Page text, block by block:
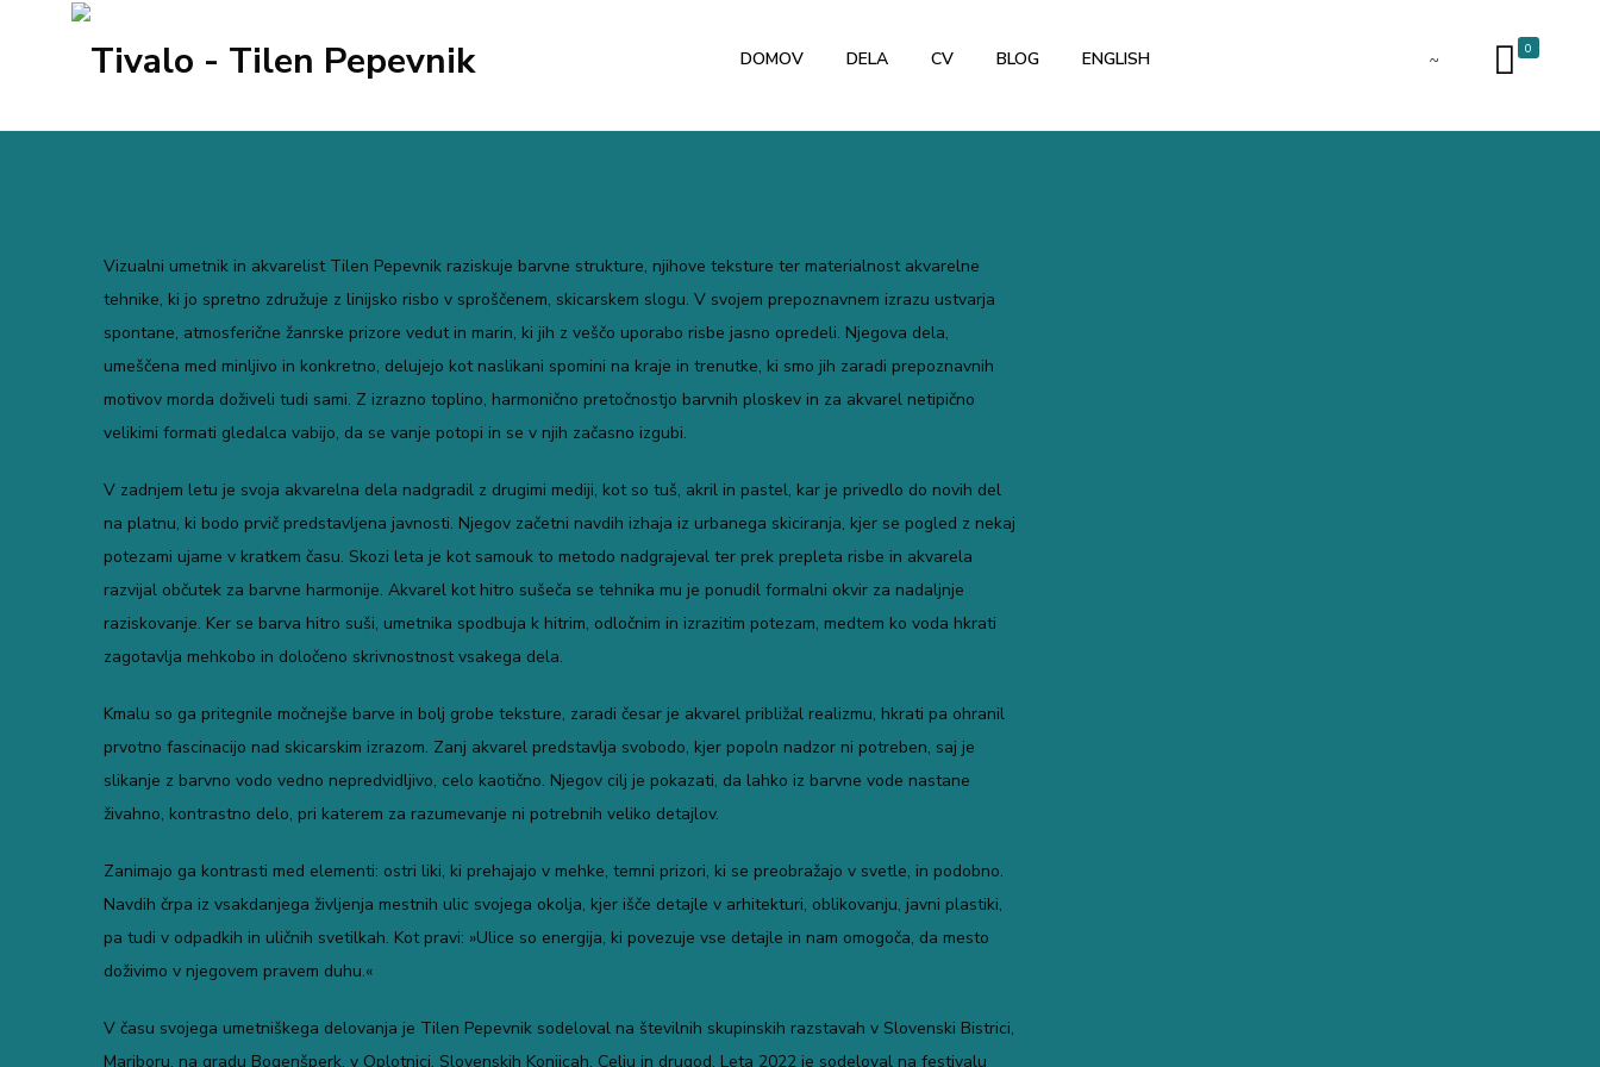
0
DOMOV DELA CV BLOG ENGLISH
Vizualni umetnik in akvarelist Tilen Pepevnik raziskuje barvne strukture, njihove teksture ter materialnost akvarelne
tehnike, ki jo spretno združuje z linijsko risbo v sproščenem, skicarskem slogu. V svojem prepoznavnem izrazu ustvarja
spontane, atmosferične žanrske prizore vedut in marin, ki jih z veščo uporabo risbe jasno opredeli. Njegova dela,
umeščena med minljivo in konkretno, delujejo kot naslikani spomini na kraje in trenutke, ki smo jih zaradi prepoznavnih
motivov morda doživeli tudi sami. Z izrazno toplino, harmonično pretočnostjo barvnih ploskev in za akvarel netipično
velikimi formati gledalca vabijo, da se vanje potopi in se v njih začasno izgubi.
V zadnjem letu je svoja akvarelna dela nadgradil z drugimi mediji, kot so tuš, akril in pastel, kar je privedlo do novih del
na platnu, ki bodo prvič predstavljena javnosti. Njegov začetni navdih izhaja iz urbanega skiciranja, kjer se pogled z nekaj
potezami ujame v kratkem času. Skozi leta je kot samouk to metodo nadgrajeval ter prek prepleta risbe in akvarela
razvijal občutek za barvne harmonije. Akvarel kot hitro sušeča se tehnika mu je ponudil formalni okvir za nadaljnje
raziskovanje. Ker se barva hitro suši, umetnika spodbuja k hitrim, odločnim in izrazitim potezam, medtem ko voda hkrati
zagotavlja mehkobo in določeno skrivnostnost vsakega dela.
Kmalu so ga pritegnile močnejše barve in bolj grobe teksture, zaradi česar je akvarel približal realizmu, hkrati pa ohranil
prvotno fascinacijo nad skicarskim izrazom. Zanj akvarel predstavlja svobodo, kjer popoln nadzor ni potreben, saj je
slikanje z barvno vodo vedno nepredvidljivo, celo kaotično. Njegov cilj je pokazati, da lahko iz barvne vode nastane
živahno, kontrastno delo, pri katerem za razumevanje ni potrebnih veliko detajlov.
Zanimajo ga kontrasti med elementi: ostri liki, ki prehajajo v mehke, temni prizori, ki se preobražajo v svetle, in podobno.
Navdih črpa iz vsakdanjega življenja mestnih ulic svojega okolja, kjer išče detajle v arhitekturi, oblikovanju, javni plastiki,
pa tudi v odpadkih in uličnih svetilkah. Kot pravi: »Ulice so energija, ki povezuje vse detajle in nam omogoča, da mesto
doživimo v njegovem pravem duhu.«
V času svojega umetniškega delovanja je Tilen Pepevnik sodeloval na številnih skupinskih razstavah v Slovenski Bistrici,
Mariboru, na gradu Bogenšperk, v Oplotnici, Slovenskih Konjicah, Celju in drugod. Leta 2022 je sodeloval na festivalu